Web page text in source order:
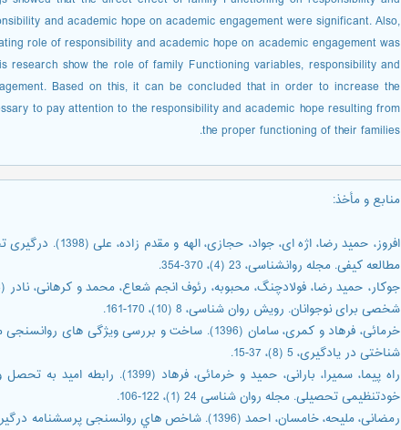
and academic hope on academic engagement were significant. Also,
role of responsibility and academic hope on academic engagement was
research show the role of family Functioning variables, responsibility and
Based on this, it can be concluded that in order to increase the
to pay attention to the responsibility and academic hope resulting from
the proper functioning of their families.
منابع و مأخذ:
افروز، حمید رضا، اژه
مطالعه کیفی. مجله روانشناسی، 23 (4)، 370-354.
شخصی برای نوجوانان. رویش روان شناسی، 8 (10)، 170-161.
خرمائی، فرهاد و کمری، سامان (1396). ساخت و بررسی
شناختی در یادگیری، 5 (8)، 37-15.
راه پیما، سمیرا، بارانی، حمید و
خودتنظیمی تحصیلی. مجله روان شناسی 24 (1)، 122-106.